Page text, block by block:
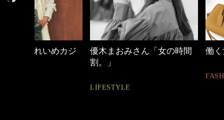
優木まおみさん「女の時間
働く女性のバッグ